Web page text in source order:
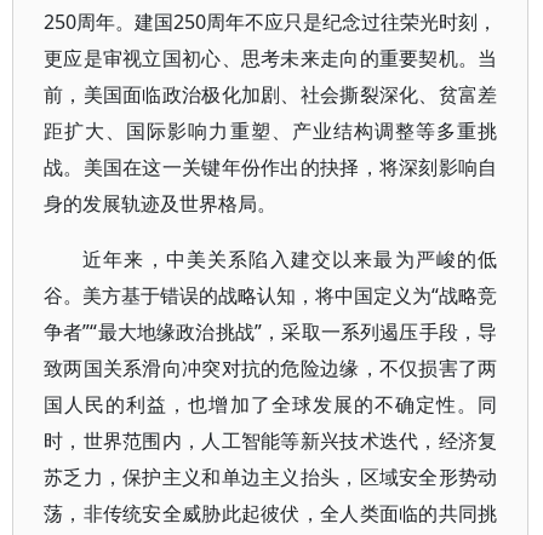
250周年。建国250周年不应只是纪念过往荣光时刻，
更应是审视立国初心、思考未来走向的重要契机。当
前，美国面临政治极化加剧、社会撕裂深化、贫富差
距扩大、国际影响力重塑、产业结构调整等多重挑
战。美国在这一关键年份作出的抉择，将深刻影响自
身的发展轨迹及世界格局。
近年来，中美关系陷入建交以来最为严峻的低
谷。美方基于错误的战略认知，将中国定义为“战略竞
争者”“最大地缘政治挑战”，采取一系列遏压手段，导
致两国关系滑向冲突对抗的危险边缘，不仅损害了两
国人民的利益，也增加了全球发展的不确定性。同
时，世界范围内，人工智能等新兴技术迭代，经济复
苏乏力，保护主义和单边主义抬头，区域安全形势动
荡，非传统安全威胁此起彼伏，全人类面临的共同挑